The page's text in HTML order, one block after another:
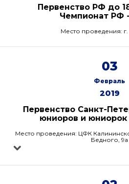
Первенство РФ до
Чемпионат РФ
Место проведения:
03
Февраль
2019
Первенство Санкт-
юниоров и юниорок
Место проведения: ЦФК
Бедного, 9а